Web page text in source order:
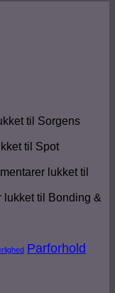
til Sorgens
til Spot
lukket til
lukket til Bonding &
Parforhold